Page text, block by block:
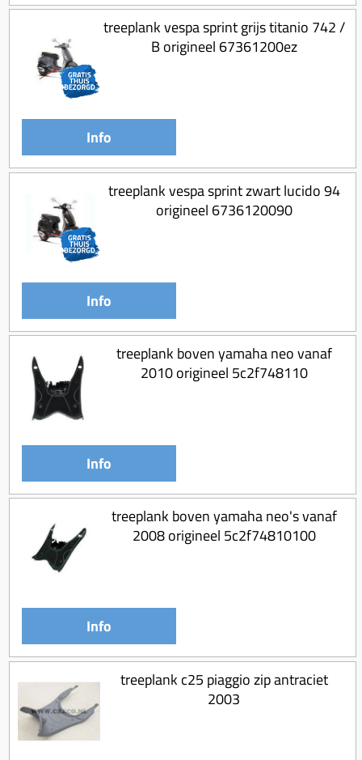
treeplank vespa sprint grijs titanio 742 /
B origineel 67361200ez
Info
treeplank vespa sprint zwart lucido 94
origineel 6736120090
Info
treeplank boven yamaha neo vanaf
2010 origineel 5c2f748110
Info
treeplank boven yamaha neo's vanaf
2008 origineel 5c2f74810100
Info
treeplank c25 piaggio zip antraciet
2003